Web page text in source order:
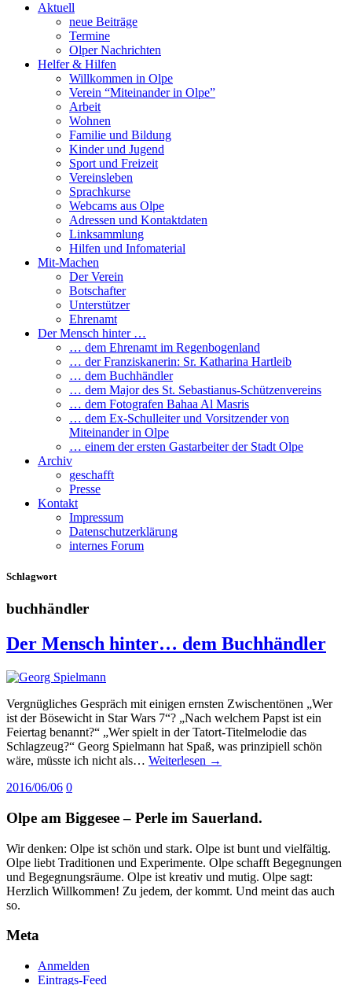
Aktuell
neue Beiträge
Termine
Olper Nachrichten
Helfer & Hilfen
Willkommen in Olpe
Verein “Miteinander in Olpe”
Arbeit
Wohnen
Familie und Bildung
Kinder und Jugend
Sport und Freizeit
Vereinsleben
Sprachkurse
Webcams aus Olpe
Adressen und Kontaktdaten
Linksammlung
Hilfen und Infomaterial
Mit-Machen
Der Verein
Botschafter
Unterstützer
Ehrenamt
Der Mensch hinter …
… dem Ehrenamt im Regenbogenland
… der Franziskanerin: Sr. Katharina Hartleib
… dem Buchhändler
… dem Major des St. Sebastianus-Schützenvereins
… dem Fotografen Bahaa Al Masris
… dem Ex-Schulleiter und Vorsitzender von
Miteinander in Olpe
… einem der ersten Gastarbeiter der Stadt Olpe
Archiv
geschafft
Presse
Kontakt
Impressum
Datenschutzerklärung
internes Forum
Schlagwort
buchhändler
Der Mensch hinter… dem Buchhändler
Vergnügliches Gespräch mit einigen ernsten Zwischentönen „Wer
ist der Bösewicht in Star Wars 7“? „Nach welchem Papst ist ein
Feiertag benannt?“ „Wer spielt in der Tatort-Titelmelodie das
Schlagzeug?“ Georg Spielmann hat Spaß, was prinzipiell schön
wäre, müsste ich nicht als… Weiterlesen →
2016/06/06 0
Olpe am Biggesee – Perle im Sauerland.
Wir denken: Olpe ist schön und stark. Olpe ist bunt und vielfältig.
Olpe liebt Traditionen und Experimente. Olpe schafft Begegnungen
und Begegnungsräume. Olpe ist kreativ und mutig. Olpe sagt:
Herzlich Willkommen! Zu jedem, der kommt. Und meint das auch
so.
Meta
Anmelden
Eintrags-Feed